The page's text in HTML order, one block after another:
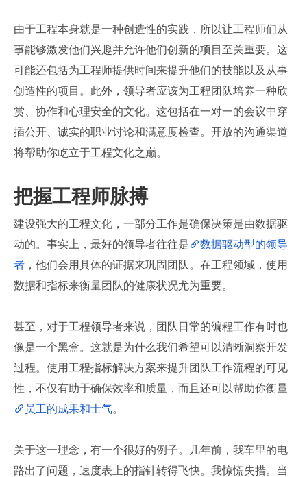
由于工程本身就是一种创造性的实践，所以让工程师们从
事能够激发他们兴趣并允许他们创新的项目至关重要。这
可能还包括为工程师提供时间来提升他们的技能以及从事
创造性的项目。此外，领导者应该为工程团队培养一种欣
赏、协作和心理安全的文化。这包括在一对一的会议中穿
插公开、诚实的职业讨论和满意度检查。开放的沟通渠道
将帮助你屹立于工程文化之巅。
把握工程师脉搏
建设强大的工程文化，一部分工作是确保决策是由数据驱
动的。事实上，最好的领导者往往是
数据驱动型的领导
者 ，他们会用具体的证据来巩固团队。在工程领域，使用
数据和指标来衡量团队的健康状况尤为重要。
甚至，对于工程领导者来说，团队日常的编程工作有时也
像是一个黑盒。这就是为什么我们希望可以清晰洞察开发
过程。使用工程指标解决方案来提升团队工作流程的可见
性，不仅有助于确保效率和质量，而且还可以帮助你衡量
员工的成果和士气。
关于这一理念，有一个很好的例子。几年前，我车里的电
路出了问题，速度表上的指针转得飞快。我惊慌失措。当